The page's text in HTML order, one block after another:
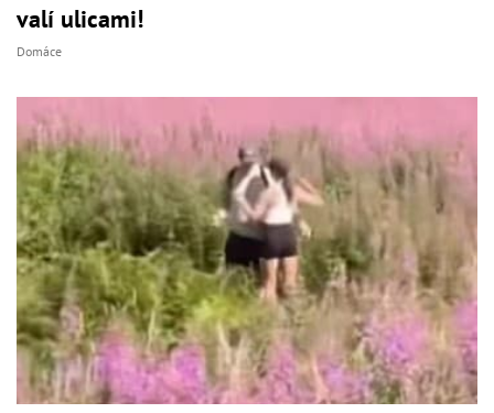
valí ulicami!
Domáce